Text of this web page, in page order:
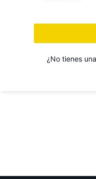
¿No tienes